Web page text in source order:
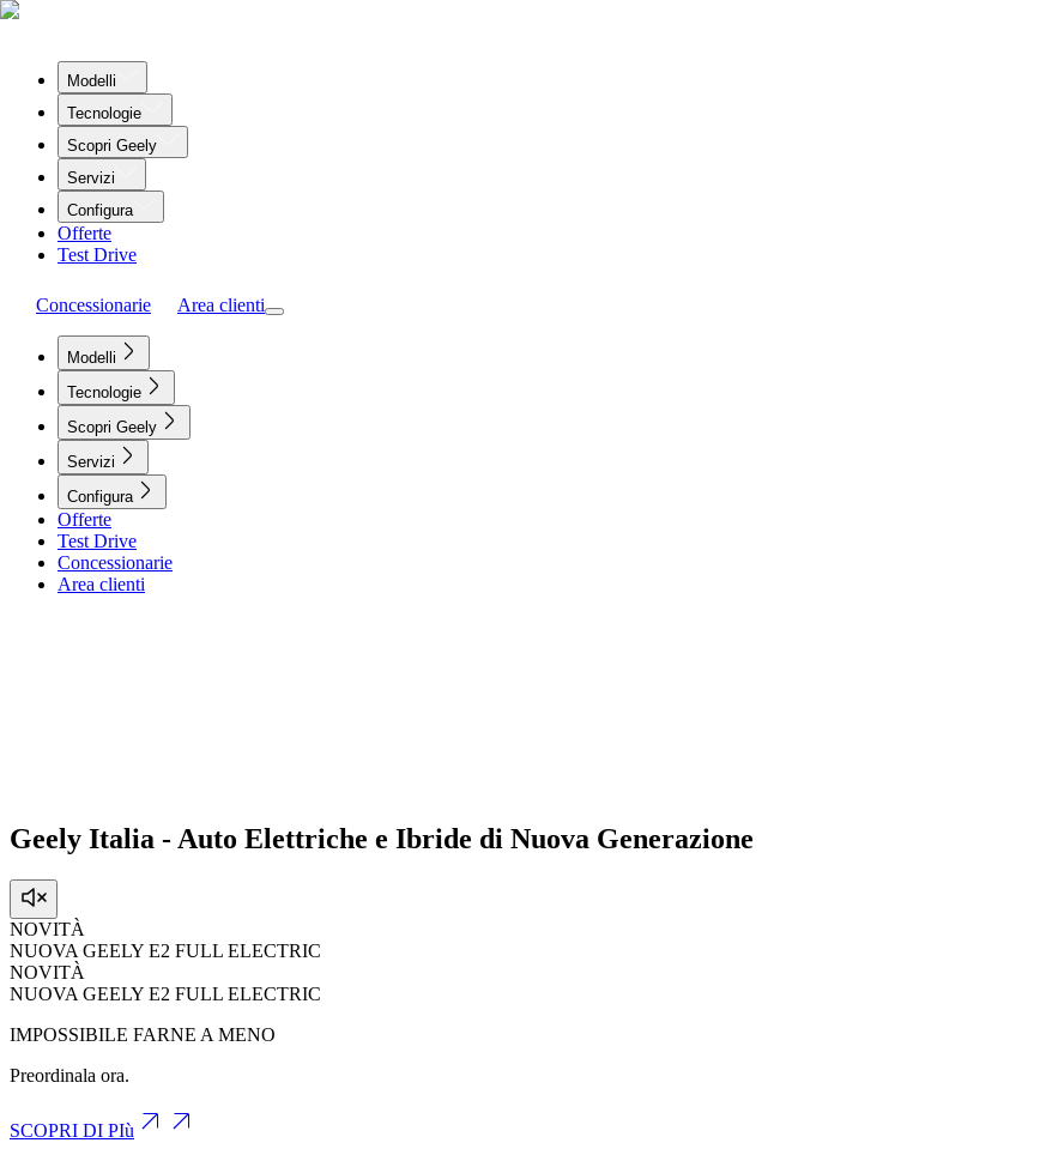
Modelli
Tecnologie
Scopri Geely
Servizi
Configura
Offerte
Test Drive
Concessionarie Area clienti
Modelli
Tecnologie
Scopri Geely
Servizi
Configura
Offerte
Test Drive
Concessionarie
Area clienti
Geely Italia - Auto Elettriche e Ibride di Nuova Generazione
NOVITÀ
NUOVA GEELY E2 FULL ELECTRIC
NOVITÀ
NUOVA GEELY E2 FULL ELECTRIC
IMPOSSIBILE FARNE A MENO
Preordinala ora.
SCOPRI DI PIù